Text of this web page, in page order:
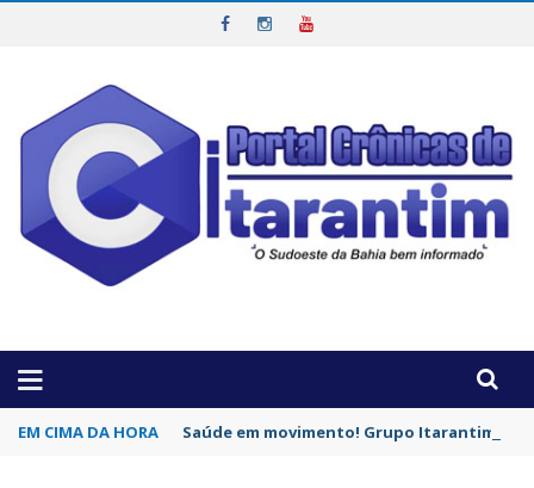
EM CIMA DA HORA Saúde em movimento! Grupo Itarantim